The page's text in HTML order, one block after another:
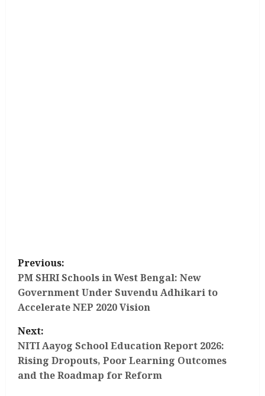
P
o
s
t
n
a
Previous:
PM SHRI Schools in West Bengal: New
Government Under Suvendu Adhikari to
Accelerate NEP 2020 Vision
Next:
NITI Aayog School Education Report 2026:
Rising Dropouts, Poor Learning Outcomes
and the Roadmap for Reform